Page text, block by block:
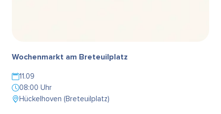
Wochenmarkt am Breteuilplatz
11.09
08:00 Uhr
Hückelhoven (Breteuilplatz)